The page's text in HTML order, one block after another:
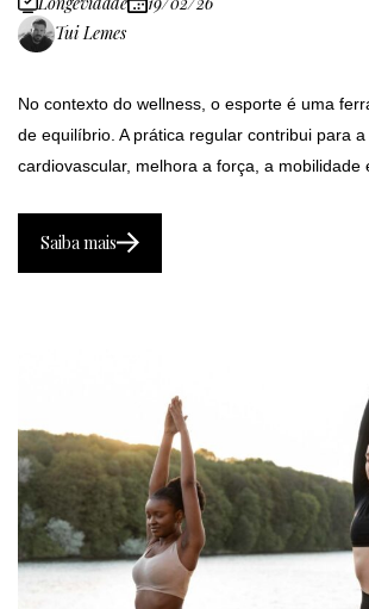
Tui Lemes
No contexto do wellness, o esporte é uma
de equilíbrio. A prática regular contribui para
cardiovascular, melhora a força, a mobilidade
Saiba mais